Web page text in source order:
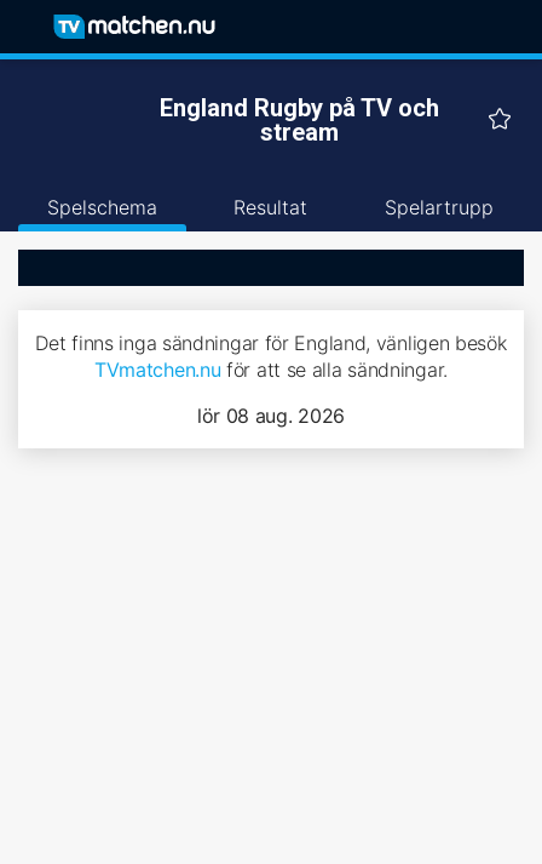
England Rugby på TV och
stream
Spelschema Resultat Spelartrupp
Det finns inga sändningar för England, vänligen besök
TVmatchen.nu för att se alla sändningar.
lör 08 aug. 2026